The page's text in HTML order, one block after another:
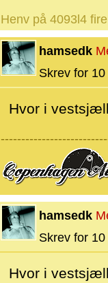
Henv på 4093l4
hamsedk
Skrev for
Hvor i
hamsedk
Skrev for
Hvor i